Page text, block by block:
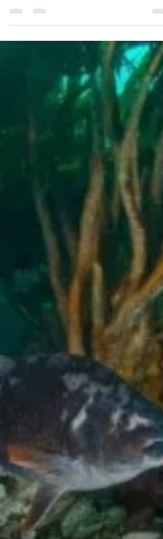
óseos de Chile Continental